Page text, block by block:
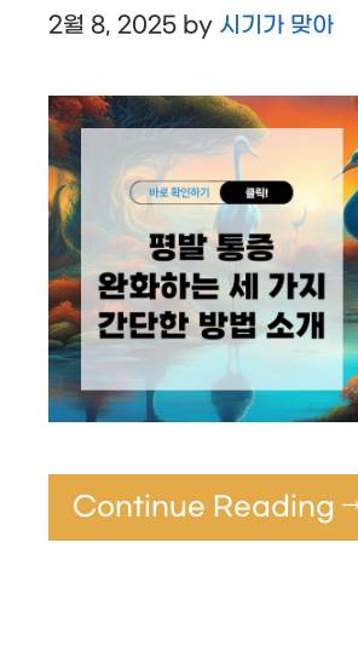
2월 8, 2025 by 시기가 맞아
Continue Reading